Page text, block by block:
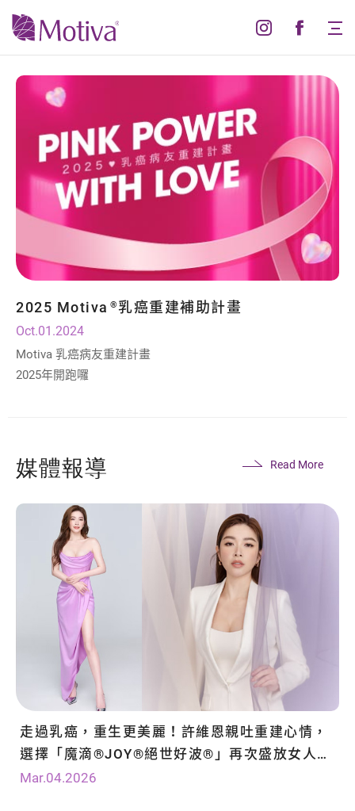
新
2025 Motiva ® 乳癌重建補助計畫
Oct.01.2024
Motiva 乳癌病友重建計畫
2025年開跑囉
媒體報導 Read More
走過乳癌，重生更美麗！許維恩親吐重建心情，
選擇「魔滴®JOY®絕世好波®」再次盛放女人飽
滿自信
Mar.04.2026